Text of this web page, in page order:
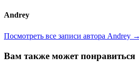
Andrey
Посмотреть все записи автора Andrey →
Вам также может понравиться